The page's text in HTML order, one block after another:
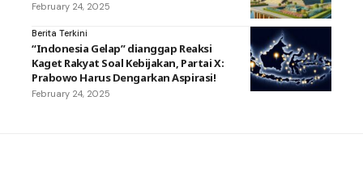
February 24, 2025
Berita Terkini
“Indonesia Gelap” dianggap Reaksi
Kaget Rakyat Soal Kebijakan, Partai X:
Prabowo Harus Dengarkan Aspirasi!
February 24, 2025